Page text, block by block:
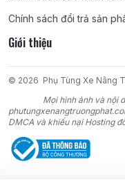
NISSAN:D11, J15, J16,
YANMAR:4TNE98,
DAEWOO:DC24, GC24,
Chính sách đổi trả sản
Giới thiệu
© 2026 Phụ Tùng Xe Nâng
Mọi hình ảnh và nội
DMCA và khiếu nại Hosting